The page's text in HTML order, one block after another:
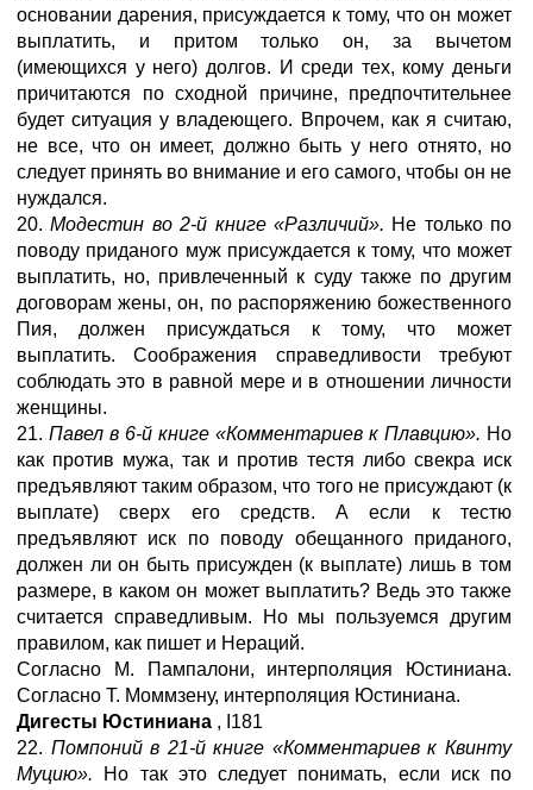
основании дарения, присуждается к тому, что он может
выплатить, и притом только он, за вычетом
(имеющихся у него) долгов. И среди тех, кому деньги
причитаются по сходной причине, предпочтительнее
будет ситуация у владеющего. Впрочем, как я считаю,
не все, что он имеет, должно быть у него отнято, но
следует принять во внимание и его самого, чтобы он не
нуждался.
20.Модестин во 2-й книге «Различий». Не только по
поводу приданого муж присуждается к тому, что может
выплатить, но, привлеченный к суду также по другим
договорам жены, он, по распоряжению божественного
Пия, должен присуждаться к тому, что может
выплатить. Соображения справедливости требуют
соблюдать это в равной мере и в отношении личности
женщины.
21. Павел в 6-й книге «Комментариев к Плавцию». Но
как против мужа, так и против тестя либо свекра иск
предъявляют таким образом, что того не присуждают (к
выплате) сверх его средств. А если к тестю
предъявляют иск по поводу обещанного приданого,
должен ли он быть присужден (к выплате) лишь в том
размере, в каком он может выплатить? Ведь это также
считается справедливым. Но мы пользуемся другим
правилом, как пишет и Нераций.
Согласно М. Пампалони, интерполяция Юстиниана.
Согласно Т. Моммзену, интерполяция Юстиниана.
Дигесты Юстиниана , 181
22. Помпоний в 21-й книге «Комментариев к Квинту
Муцию».
Но так это следует понимать, если иск по